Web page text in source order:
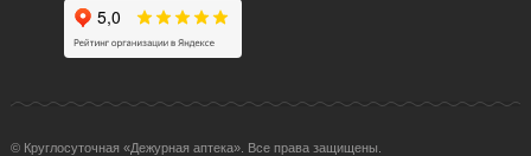
© Круглосуточная «Дежурная аптека». Все права защищены.